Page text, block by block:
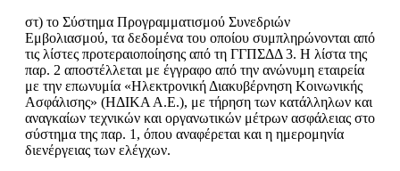
στ) το Σύστημα Προγραμματισμού Συνεδριών
Εμβολιασμού, τα δεδομένα του οποίου συμπληρώνονται από
τις λίστες προτεραιοποίησης από τη ΓΓΠΣΔΔ 3. Η λίστα της
παρ. 2 αποστέλλεται με έγγραφο από την ανώνυμη εταιρεία
με την επωνυμία «Ηλεκτρονική Διακυβέρνηση Κοινωνικής
Ασφάλισης» (ΗΔΙΚΑ Α.Ε.), με τήρηση των κατάλληλων και
αναγκαίων τεχνικών και οργανωτικών μέτρων ασφάλειας στο
σύστημα της παρ. 1, όπου αναφέρεται και η ημερομηνία
διενέργειας των ελέγχων.